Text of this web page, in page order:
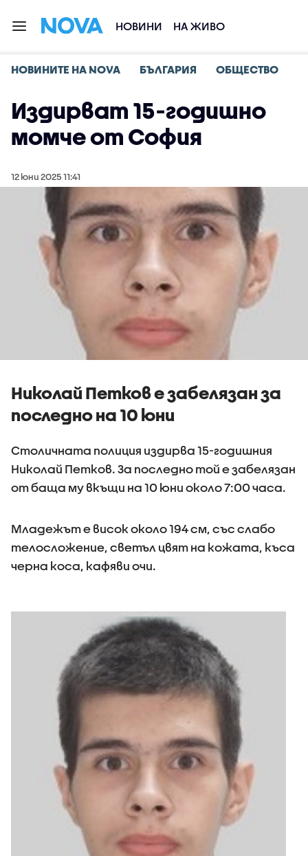
НОВИНИ НА ЖИВО
НОВИНИТЕ НА NOVA БЪЛГАРИЯ ОБЩЕСТВО
Издирват 15-годишно
момче от София
12 юни 2025 11:41
Николай Петков е забелязан за
последно на 10 юни
Столичната полиция издирва 15-годишния
Николай Петков. За последно той е забелязан
от баща му вкъщи на 10 юни около 7:00 часа.
Младежът е висок около 194 см, със слабо
телосложение, светъл цвят на кожата, къса
черна коса, кафяви очи.